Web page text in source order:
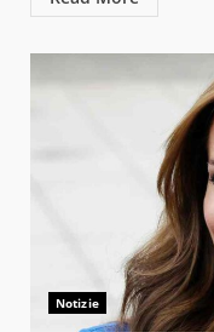
Notizie